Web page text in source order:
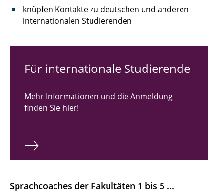
knüpfen Kontakte zu deutschen und anderen
internationalen Studierenden
Für internationale Studierende
Mehr Informationen und die Anmeldung
finden Sie hier!
Sprachcoaches der Fakultäten 1 bis 5 ...